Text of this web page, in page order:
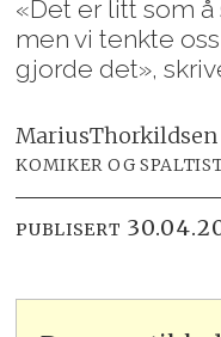
«Det er litt som å
men vi tenkte
gjorde det»,
MariusThorkildsen
KOMIKER OG
PUBLISERT